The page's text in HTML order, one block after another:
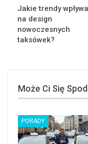
Jakie trendy
na design
nowoczesnych
taksówek?
Może Ci Się
PORADY